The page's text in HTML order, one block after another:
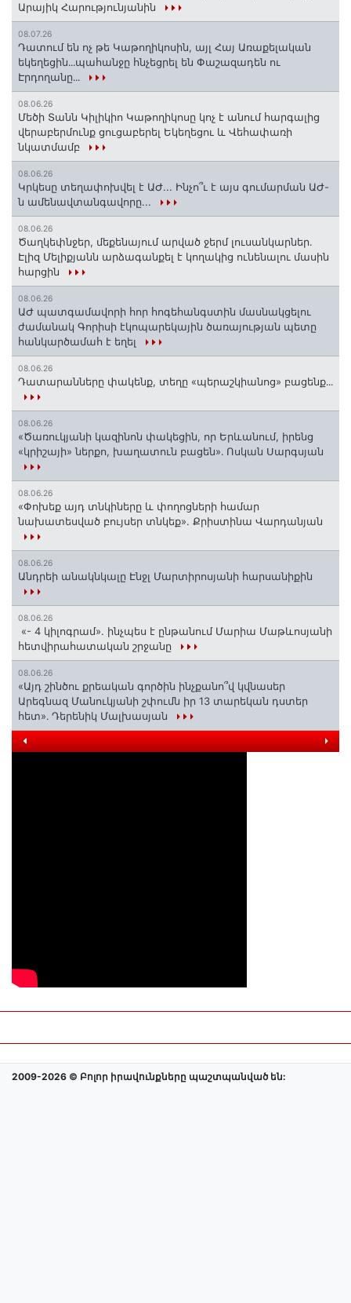
Արայիկ Հարությունյանին
08.07.26
Դատում են ոչ թե Կաթողիկոսին, այլ Հայ Առաքելական
եկեղեցին․․․պահանջը հնչեցրել են Փաշազադեն ու
Էրդողանը․․․
08.06.26
Մեծի Տանն Կիլիկիո Կաթողիկոսը կոչ է անում հարգալից
վերաբերմունք ցուցաբերել Եկեղեցու և Վեհափառի
նկատմամբ
08.06.26
Կրկեսը տեղափոխվել է ԱԺ... Ինչո՞ւ է այս գումարման ԱԺ-
ն ամենավտանգավորը...
08.06.26
Ծաղկեփնջեր, մեքենայում արված ջերմ լուսանկարներ.
Էլիզ Մելիքյանն արձագանքել է կողակից ունենալու մասին
հարցին
08.06.26
ԱԺ պատգամավորի հոր հոգեհանգստին մասնակցելու
ժամանակ Գորիսի էկոպարեկային ծառայության պետը
հանկարծամահ է եղել
08.06.26
Դատարանները փակենք, տեղը «պերաշկիանոց» բացենք․․․
08.06.26
«Ծառուկյանի կազինոն փակեցին, որ Երևանում, իրենց
«կրիշայի» ներքո, խաղատուն բացեն»․ Ոսկան Սարգսյան
08.06.26
«Փոխեք այդ տնկիները և փողոցների համար
նախատեսված բույսեր տնկեք». Քրիստինա Վարդանյան
08.06.26
Անդրեի անակնկալը Էնջլ Մարտիրոսյանի հարսանիքին
08.06.26
«- 4 կիլոգրամ». ինչպես է ընթանում Մարիա Մաթևոսյանի
հետվիրահատական շրջանը
08.06.26
«Այդ շինծու քրեական գործին ինչքանո՞վ կվնասեր
Արեգնազ Մանուկյանի շփումն իր 13 տարեկան դստեր
հետ»․ Դերենիկ Մալխասյան
2009-2026 © Բոլոր իրավունքները պաշտպանված են: